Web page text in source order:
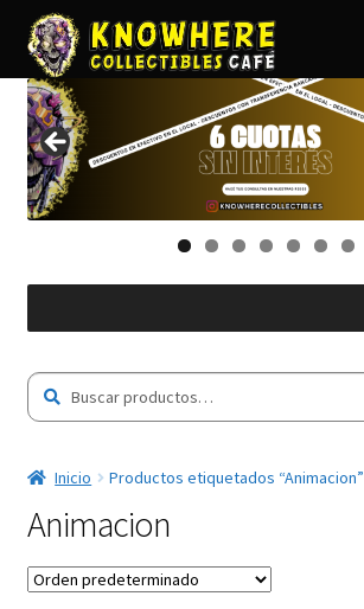
por:
Inicio Productos etiquetados “Animacion”
Animacion